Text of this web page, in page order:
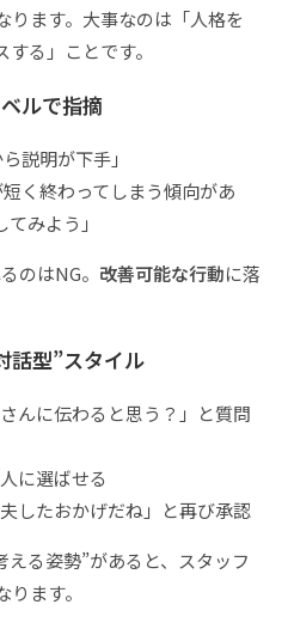
ります。大事なのは「人格を
る」ことです。
ルで指摘
説明が下手」
短く終わってしまう傾向があ
みよう」
のはNG。 改善可能な行動に落
話型”スタイル
んに伝わると思う？」と質問
に選ばせる
したおかげだね」と再び承認
る姿勢”があると、スタッフ
ます。